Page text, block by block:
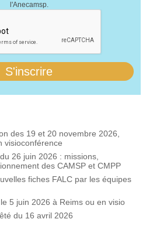
l'Anecamsp.
des 19 et 20 novembre 2026,
visioconférence
26 juin 2026 : missions,
des CAMSP et CMPP
fiches FALC par les équipes
5 juin 2026 à Reims ou en visio
du 16 avril 2026